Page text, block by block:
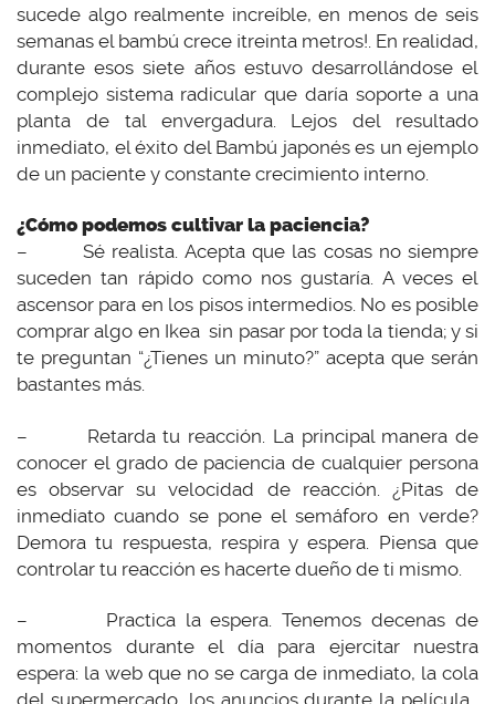
sucede algo realmente increíble, en menos de seis
semanas el bambú crece ¡treinta metros!. En realidad,
durante esos siete años estuvo desarrollándose el
complejo sistema radicular que daría soporte a una
planta de tal envergadura. Lejos del resultado
inmediato, el éxito del Bambú japonés es un ejemplo
de un paciente y constante crecimiento interno.
¿Cómo podemos cultivar la paciencia?
– Sé realista. Acepta que las cosas no siempre
suceden tan rápido como nos gustaría. A veces el
ascensor para en los pisos intermedios. No es posible
comprar algo en Ikea sin pasar por toda la tienda; y si
te preguntan “¿Tienes un minuto?” acepta que serán
bastantes más.
– Retarda tu reacción. La principal manera de
conocer el grado de paciencia de cualquier persona
es observar su velocidad de reacción. ¿Pitas de
inmediato cuando se pone el semáforo en verde?
Demora tu respuesta, respira y espera. Piensa que
controlar tu reacción es hacerte dueño de ti mismo.
– Practica la espera. Tenemos decenas de
momentos durante el día para ejercitar nuestra
espera: la web que no se carga de inmediato, la cola